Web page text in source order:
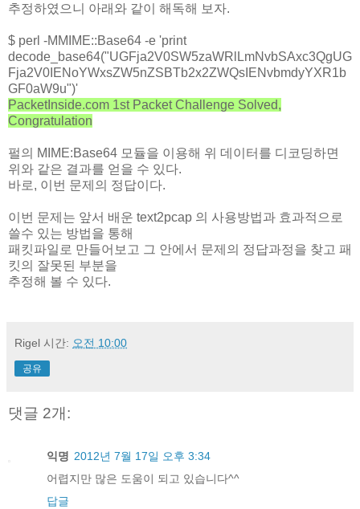
추정하였으니 아래와 같이 해독해 보자.
$ perl -MMIME::Base64 -e 'print
decode_base64("UGFja2V0SW5zaWRlLmNvbSAxc3QgUG
Fja2V0IENoYWxsZW5nZSBTb2x2ZWQsIENvbmdyYXR1b
GF0aW9u")'
PacketInside.com 1st Packet Challenge Solved,
Congratulation
펄의 MIME:Base64 모듈을 이용해 위 데이터를 디코딩하면
위와 같은 결과를 얻을 수 있다.
바로, 이번 문제의 정답이다.
이번 문제는 앞서 배운 text2pcap 의 사용방법과 효과적으로
쓸수 있는 방법을 통해
패킷파일로 만들어보고 그 안에서 문제의 정답과정을 찾고 패
킷의 잘못된 부분을
추정해 볼 수 있다.
Rigel 시간: 오전 10:00
공유
댓글 2개:
익명 2012년 7월 17일 오후 3:34
어렵지만 많은 도움이 되고 있습니다^^
답글